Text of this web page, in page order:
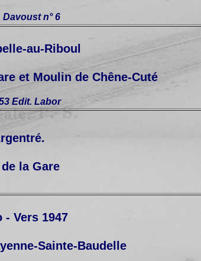
Davoust n° 6
au-Riboul
et Moulin de Chêne-Cuté
Edit. Labor
la Gare
- Vers 1947
Sainte-Baudelle